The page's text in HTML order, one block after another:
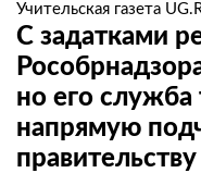
Учительская газета
С задатками
но его служба
напрямую
правительству